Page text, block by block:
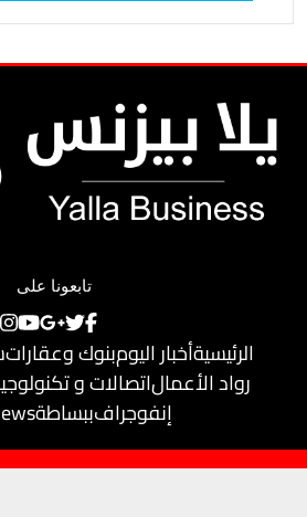
تابعونا على
الرئيسيةأخبار اليومبنوك وعقارات
رواد الأعمالاتصالات و
إنفوجرافببساطة
حقوق النشر محفوظة لـيلا